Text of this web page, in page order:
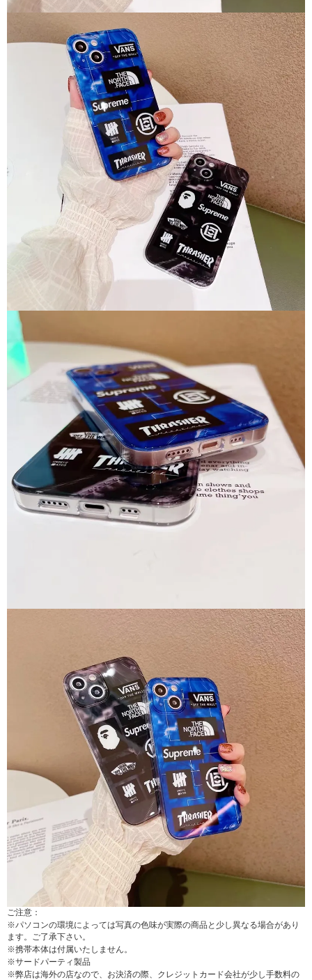
ご注意：
※パソコンの環境によっては写真の色味が実際の商品と少し異なる場合があり
ます。ご了承下さい。
※携帯本体は付属いたしません。
※サードパーティ製品
※弊店は海外の店なので、お決済の際、クレジットカード会社が少し手数料の